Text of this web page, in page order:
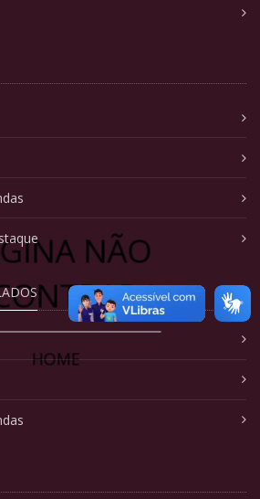
NÃO
HOME